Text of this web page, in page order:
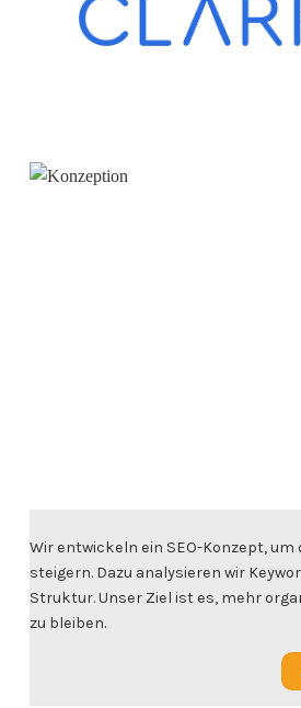
Wir entwickeln ein SEO-Konzept,
steigern. Dazu analysieren wir
Struktur. Unser Ziel ist es, mehr
zu bleiben.